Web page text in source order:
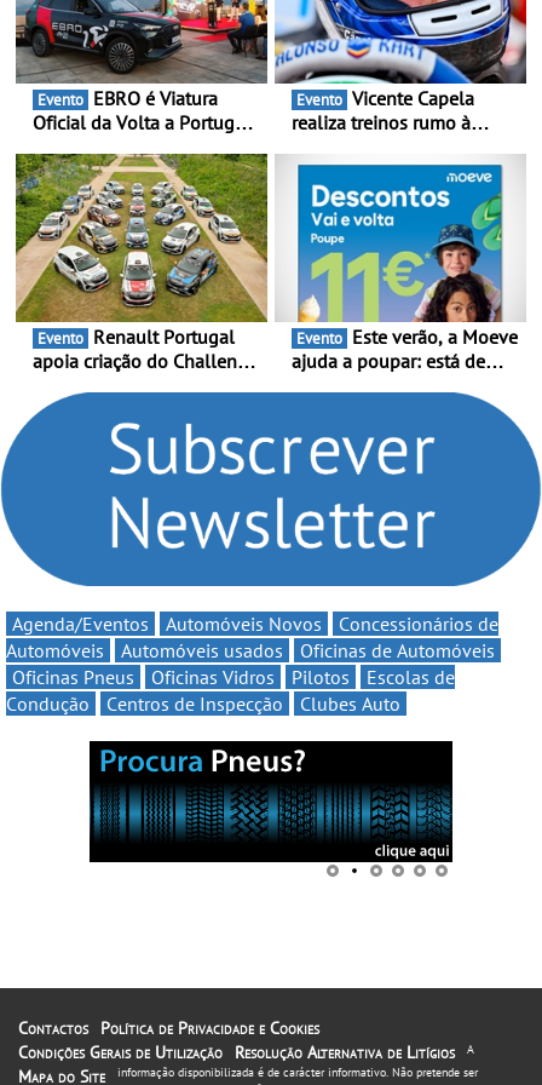
Evento
Oficial da Volta a Portugal
presença nacional ao lado
da mítica prova de ciclismo
e leva a sua gama SUV
multi-energia às estradas
de Portugal
Evento
realiza treinos rumo à
Portugal Karting e mira boa
estreia - O Campeonato
Portugal Karting 2026
decorre entre 1 de Março e
6 de Setembro
Evento
apoia criação do Challenge
compromisso com o
automobilismo nacional
continua em 2026
Evento
ajuda a poupar: está de
Volta” com descontos de
Agenda/Eventos Automóveis Novos
Concessionários de
Automóveis
Automóveis usados
Oficinas de Automóveis
Oficinas Pneus
Oficinas Vidros Pilotos
Escolas de
Condução
Centros de Inspecção Clubes Auto
Contactos
Política de Privacidade e Cookies
Condições Gerais de Utilização
Resolução Alternativa de Litígios
Mapa do Site
A
informação disponibilizada é de carácter informativo. Não pretende ser